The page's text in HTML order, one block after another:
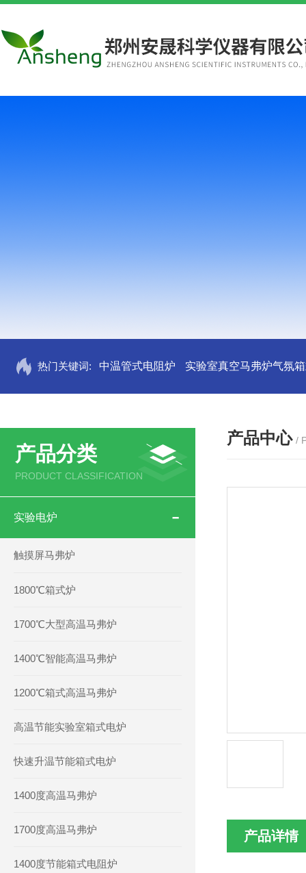
热门关键词: 中温管式电阻炉 实验室真空马弗炉气氛
产品分类
PRODUCT CLASSIFICATION
实验电炉
触摸屏马弗炉
1800℃箱式炉
1700℃大型高温马弗炉
1400℃智能高温马弗炉
1200℃箱式高温马弗炉
高温节能实验室箱式电炉
快速升温节能箱式电炉
1400度高温马弗炉
1700度高温马弗炉
1400度节能箱式电阻炉
产品中心 /
产品详情